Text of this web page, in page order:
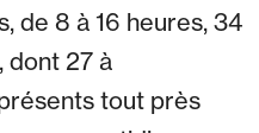
de 8 à 16 heures, 34
dont 27 à
tout près